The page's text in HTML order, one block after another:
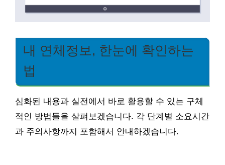
내 연체정보, 한눈에 확인하는
법
심화된 내용과 실전에서 바로 활용할 수 있는 구체
적인 방법들을 살펴보겠습니다. 각 단계별 소요시간
과 주의사항까지 포함해서 안내하겠습니다.